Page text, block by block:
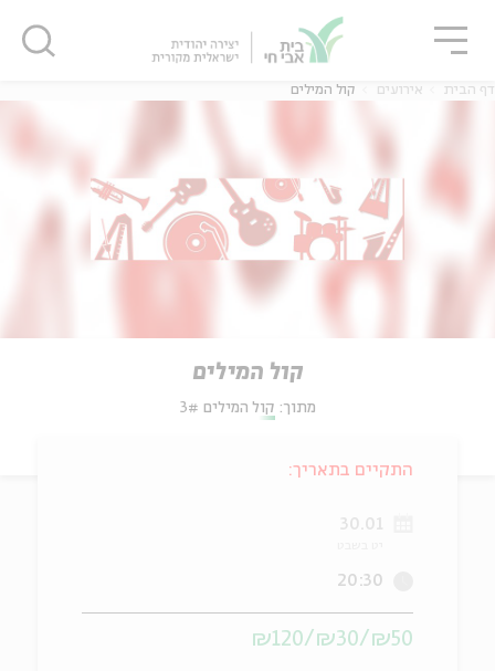
דף הבית אירועים קול המילים
קול המילים
מתוך: קול המילים 3#
התקיים בתאריך:
30.01
20:30
₪50/₪30/₪120
סגור